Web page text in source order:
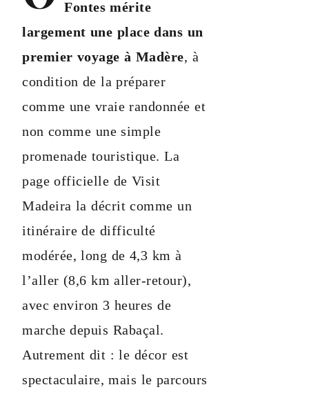
Fontes mérite
largement une place dans un
premier voyage à Madère, à
condition de la préparer
comme une vraie randonnée et
non comme une simple
promenade touristique. La
page officielle de Visit
Madeira la décrit comme un
itinéraire de difficulté
modérée, long de 4,3 km à
l’aller (8,6 km aller-retour),
avec environ 3 heures de
marche depuis Rabaçal.
Autrement dit : le décor est
spectaculaire, mais le parcours